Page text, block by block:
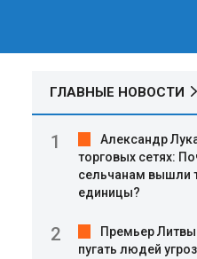
ГЛАВНЫЕ НОВОСТИ
Александр
торговых сетях:
сельчанам вышли
единицы?
Премьер Литвы
пугать людей